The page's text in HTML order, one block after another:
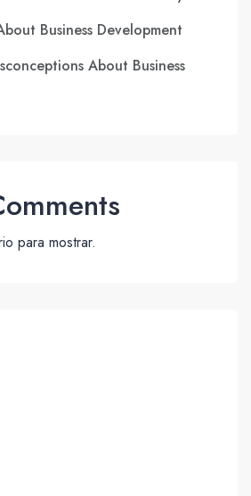
Business Development
About Business
para mostrar.